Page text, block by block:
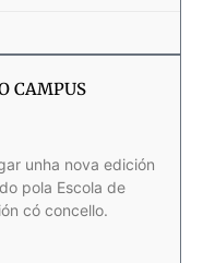
CAMPUS
unha nova edición
pola Escola de
có concello.